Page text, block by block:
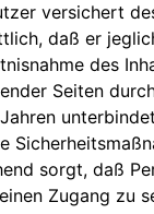
versichert
daß er
des
Seiten
sorgt, daß
Zugang zu